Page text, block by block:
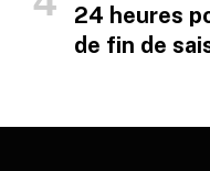
24 heures
de fin de